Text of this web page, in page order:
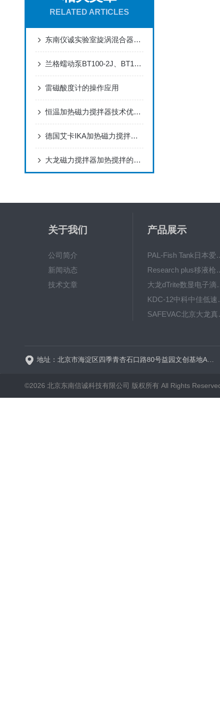
RELATED ARTICLES
东南仪诚实验室旋涡混合器的应用特点及参数分析
兰格蠕动泵BT100-2J、BT100-3J如何安装使用？
雷磁酸度计的操作应用
恒温加热磁力搅拌器技术优势分析
德国艾卡IKA加热磁力搅拌器与恒温磁力搅拌器一样的吗？
大龙磁力搅拌器加热搅拌的三作用
关于我们
公司简介
新闻动态
技术文章
产品展示
PAL-Fish Tank
Research plus
大龙dTrite
KDC-
©2026 北京东南信诚科技有限公司 版权所有 All Rights